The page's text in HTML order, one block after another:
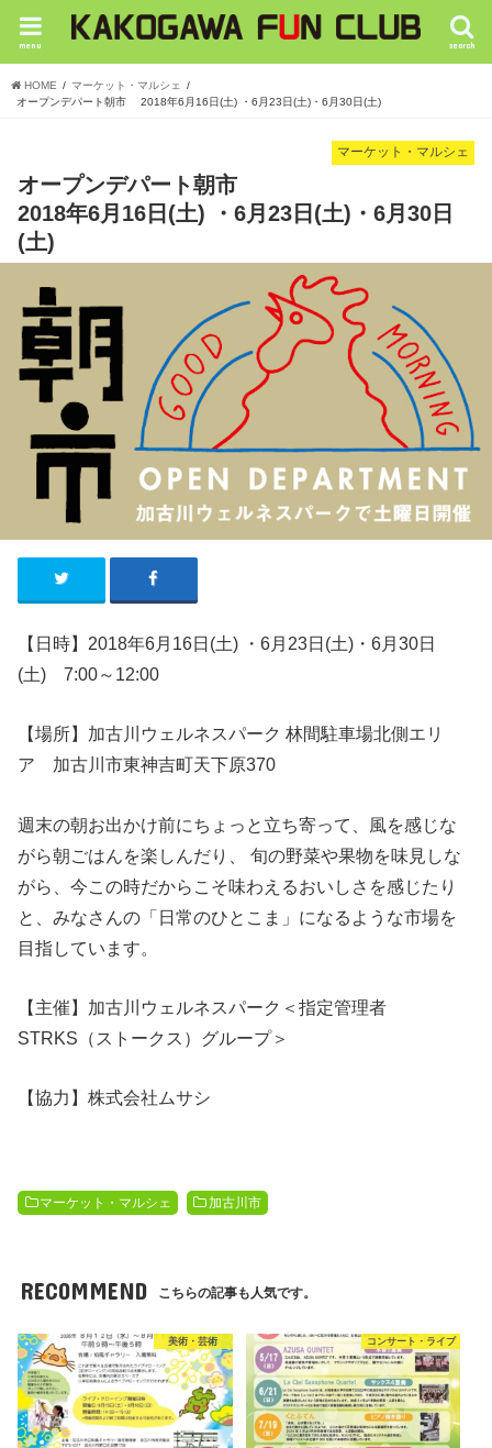
search
menu
HOME
マーケット・マルシェ
オープンデパート朝市 2018年6月16日(土) ・6月23日(土)・6月30日(土)
マーケット・マルシェ
オープンデパート朝市
2018年6月16日(土) ・6月23日(土)・6月30日
(土)
【日時】2018年6月16日(土) ・6月23日(土)・6月30日
(土) 7:00～ 12:00
【場所】 加古川ウェルネスパーク 林間駐車場北側エリ
ア 加古川市東神吉町天下原370
週末の朝お出かけ前にちょっと立ち寄って、風を感じな
がら朝ごはんを楽しんだり、 旬の野菜や果物を味見しな
がら、今この時だからこそ味わえるおいしさを感じたり
と、みなさんの「日常のひとこま」になるような市場を
目指しています。
【主催】加古川ウェルネスパーク＜指定管理者
STRKS（ストークス）グループ＞
【協力】株式会社ムサシ
マーケット・マルシェ 加古川市
RECOMMEND こちらの記事も人気です。
美術・芸術 コンサート・ライブ